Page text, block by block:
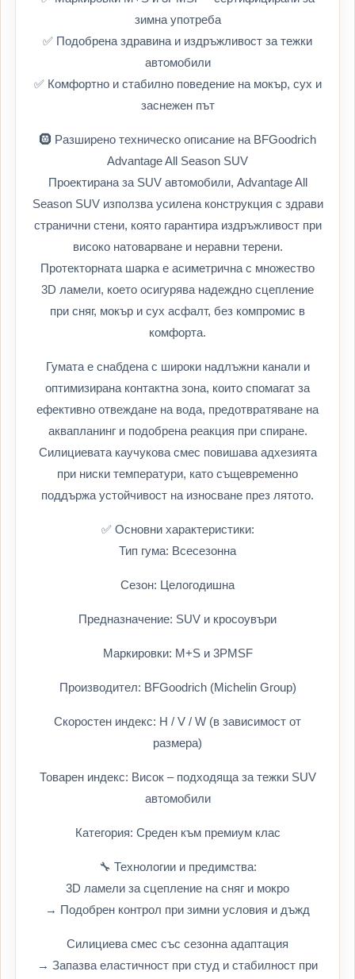
зимна употреба
✅ Подобрена здравина и издръжливост за тежки
автомобили
✅ Комфортно и стабилно поведение на мокър, сух и
заснежен път
🛞 Разширено техническо описание на BFGoodrich
Advantage All Season SUV
Проектирана за SUV автомобили, Advantage All
Season SUV използва усилена конструкция с здрави
странични стени, която гарантира издръжливост при
високо натоварване и неравни терени.
Протекторната шарка е асиметрична с множество
3D ламели, което осигурява надеждно сцепление
при сняг, мокър и сух асфалт, без компромис в
комфорта.
Гумата е снабдена с широки надлъжни канали и
оптимизирана контактна зона, които спомагат за
ефективно отвеждане на вода, предотвратяване на
аквапланинг и подобрена реакция при спиране.
Силициевата каучукова смес повишава адхезията
при ниски температури, като същевременно
поддържа устойчивост на износване през лятото.
✅ Основни характеристики:
Тип гума: Всесезонна
Сезон: Целогодишна
Предназначение: SUV и кросоувъри
Маркировки: M+S и 3PMSF
Производител: BFGoodrich (Michelin Group)
Скоростен индекс: H / V / W (в зависимост от
размера)
Товарен индекс: Висок – подходяща за тежки SUV
автомобили
Категория: Среден към премиум клас
🔧 Технологии и предимства:
3D ламели за сцепление на сняг и мокро
→ Подобрен контрол при зимни условия и дъжд
Силициева смес със сезонна адаптация
→ Запазва еластичност при студ и стабилност при